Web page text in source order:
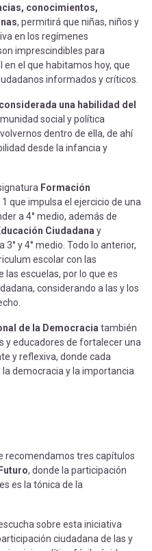
conocimientos,
, permitirá que niñas, niños y
en los regímenes
imprescindibles para
el que habitamos hoy, que
informados y críticos.
una habilidad del
social y política
dentro de ella, de ahí
desde la infancia y
Formación
que impulsa el ejercicio de una
a 4° medio, además de
Ciudadana y
3° y 4° medio. Todo lo anterior,
escolar con las
escuelas, por lo que es
considerando a las y los
de la Democracia también
y educadores de fortalecer una
y reflexiva, donde cada
democracia y la importancia
recomendamos tres capítulos
, donde la participación
es la tónica de la
sobre esta iniciativa
ciudadana de las y